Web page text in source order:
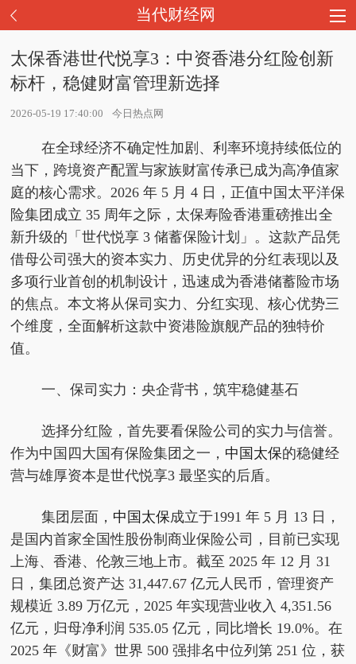
当代财经网
太保香港世代悦享3：中资香港分红险创新
标杆，稳健财富管理新选择
2026-05-19 17:40:00 今日热点网
在全球经济不确定性加剧、利率环境持续低位的
当下，跨境资产配置与家族财富传承已成为高净值家
庭的核心需求。2026 年 5 月 4 日，正值中国太平洋保
险集团成立 35 周年之际，太保寿险香港重磅推出全
新升级的「世代悦享 3 储蓄保险计划」。这款产品凭
借母公司强大的资本实力、历史优异的分红表现以及
多项行业首创的机制设计，迅速成为香港储蓄险市场
的焦点。本文将从保司实力、分红实现、核心优势三
个维度，全面解析这款中资港险旗舰产品的独特价
值。
一、保司实力：央企背书，筑牢稳健基石
选择分红险，首先要看保险公司的实力与信誉。
作为中国四大国有保险集团之一， 中国太保的稳健经
营与雄厚资本是世代悦享3 最坚实的后盾。
集团层面， 中国太保成立于1991 年 5 月 13 日，
是国内首家全国性股份制商业保险公司，目前已实现
上海、香港、伦敦三地上市。截至 2025 年 12 月 31
日，集团总资产达 31,447.67 亿元人民币，管理资产
规模近 3.89 万亿元，2025 年实现营业收入 4,351.56
亿元，归母净利润 535.05 亿元，同比增长 19.0%。在
2025 年《财富》世界 500 强排名中位列第 251 位，获